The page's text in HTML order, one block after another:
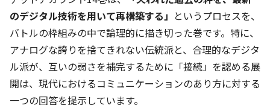
のデジタル技術を用いて再構築する」 というプロセスを、
バトルの枠組みの中で論理的に描き切った巻です。特に、
アナログな誇りを捨てきれない伝統派と、合理的なデジタ
ル派が、互いの弱さを補完するために「接続」を認める展
開は、現代におけるコミュニケーションのあり方に対する
一つの回答を提示しています。